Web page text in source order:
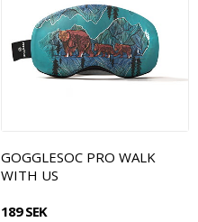
GOGGLESOC PRO WALK
WITH US
189 SEK